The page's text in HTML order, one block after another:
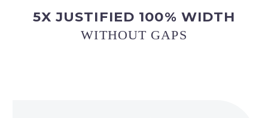
5X JUSTIFIED 100% WIDTH
WITHOUT GAPS